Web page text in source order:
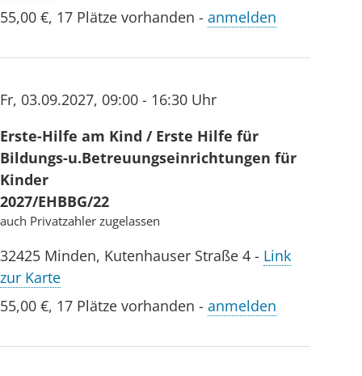
55,00 €, 17 Plätze vorhanden - anmelden
Fr, 03.09.2027, 09:00 - 16:30 Uhr
Erste-Hilfe am Kind / Erste Hilfe für
Bildungs-u.Betreuungseinrichtungen für
Kinder
2027/EHBBG/22
auch Privatzahler zugelassen
32425 Minden, Kutenhauser Straße 4 - Link
zur Karte
55,00 €, 17 Plätze vorhanden - anmelden